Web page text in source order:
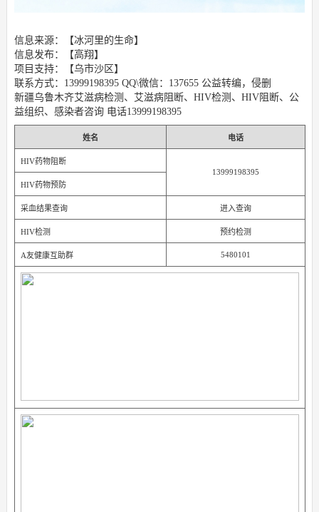
信息来源：【冰河里的生命】
信息发布：【高翔】
项目支持：【乌市沙区】
联系方式：13999198395 QQ\微信：137655 公益转编，侵删
新疆乌鲁木齐艾滋病检测、艾滋病阻断、HIV检测、HIV阻断、公
益组织、感染者咨询 电话13999198395
姓名 电话
HIV药物阻断
13999198395
HIV药物预防
采血结果查询 进入查询
HIV检测 预约检测
A友健康互助群 5480101